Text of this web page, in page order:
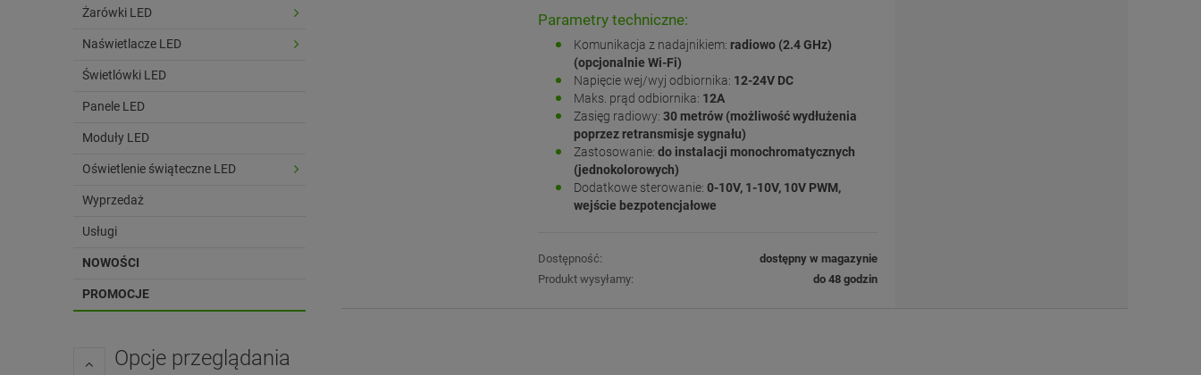
Żarówki LED
Naświetlacze LED
Świetlówki LED
Panele LED
Moduły LED
Oświetlenie świąteczne LED
Wyprzedaż
Usługi
NOWOŚCI
PROMOCJE
Opcje przeglądania
Parametry techniczne:
Komunikacja z nadajnikiem: radiowo (2.4 GHz)
(opcjonalnie Wi-Fi)
Napięcie wej/wyj odbiornika: 12-24V DC
Maks. prąd odbiornika: 12A
Zasięg radiowy: 30 metrów (możliwość wydłużenia
poprzez retransmisje sygnału)
Zastosowanie: do instalacji monochromatycznych
(jednokolorowych)
Dodatkowe sterowanie: 0-10V, 1-10V, 10V PWM,
wejście bezpotencjałowe
Dostępność:
dostępny w magazynie
Produkt wysyłamy:
do 48 godzin